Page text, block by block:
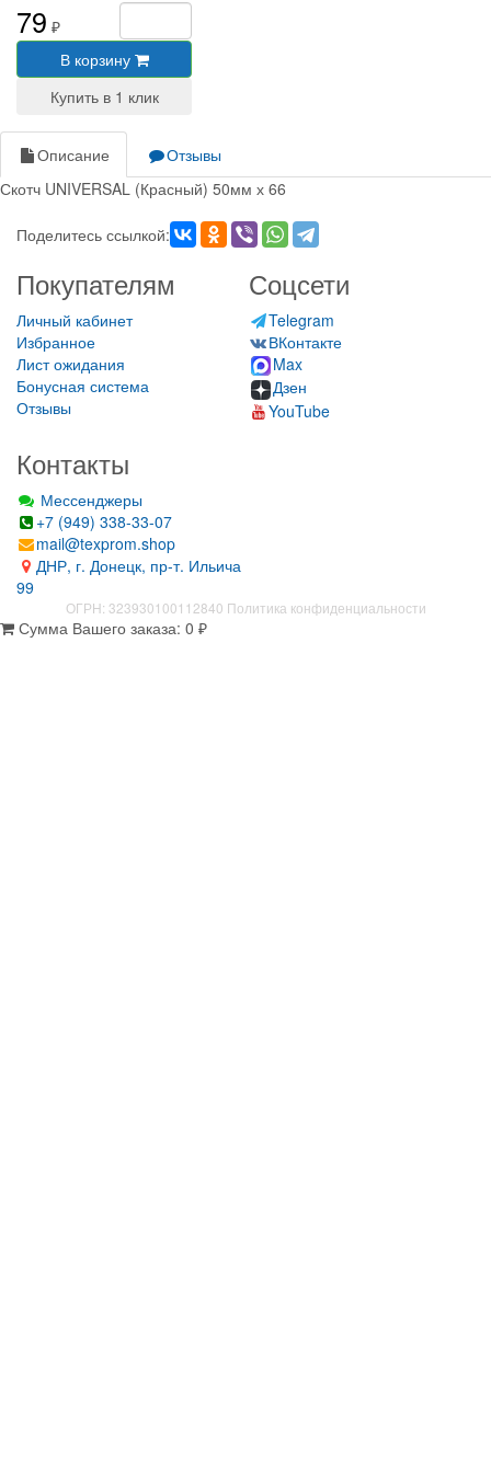
79 ₽
В корзину
Описание
Отзывы
Скотч UNIVERSAL (Красный) 50мм х 66
Поделитесь ссылкой:
Покупателям
Личный кабинет
Избранное
Лист ожидания
Бонусная система
Отзывы
Соцсети
Telegram
ВКонтакте
Max
Дзен
YouTube
Контакты
Мессенджеры
+7 (949) 338-33-07
mail@texprom.shop
ДНР, г. Донецк, пр-т. Ильича
99
ОГРН: 323930100112840 Политика конфиденциальности
Сумма Вашего заказа: 0 ₽